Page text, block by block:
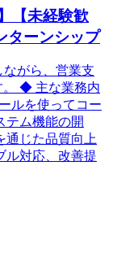
【未経験歓
ターンシップ
がら、営業支
。 ◆ 主な業務内
ルを使ってコー
テム機能の開
通じた品質向上
ル対応、改善提